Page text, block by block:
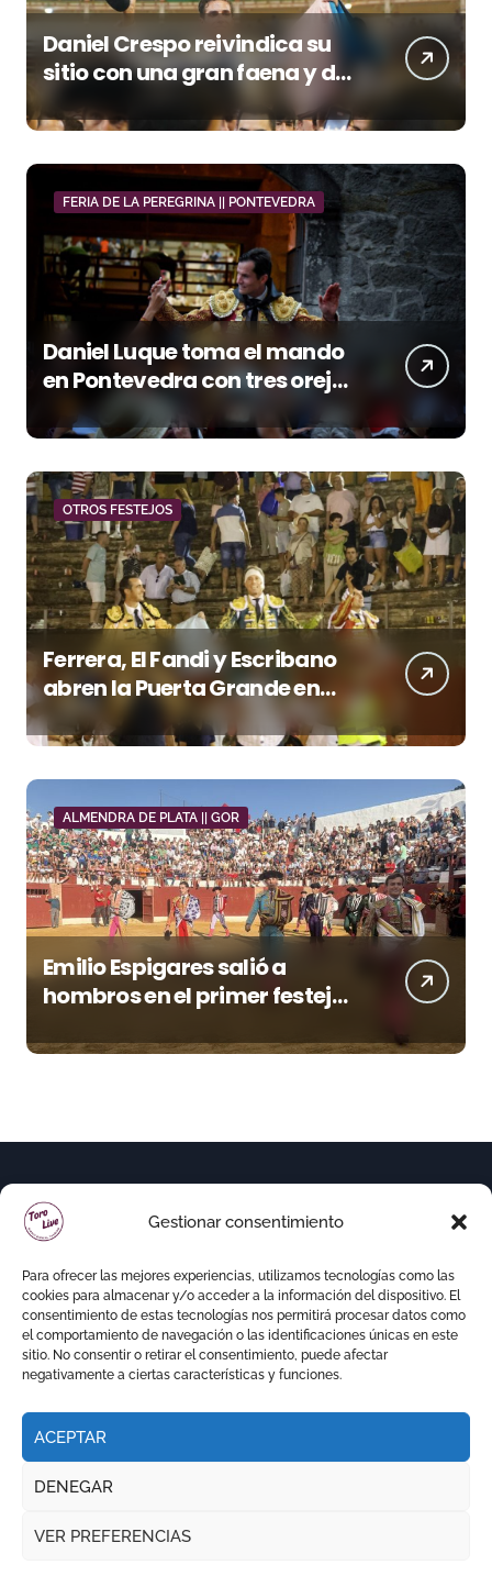
Gestionar consentimiento
Para ofrecer las mejores experiencias, utilizamos tecnologías como las
cookies para almacenar y/o acceder a la información del dispositivo. El
consentimiento de estas tecnologías nos permitirá procesar datos como
el comportamiento de navegación o las identificaciones únicas en este
sitio. No consentir o retirar el consentimiento, puede afectar
negativamente a ciertas características y funciones.
ACEPTAR
DENEGAR
VER PREFERENCIAS
Daniel Crespo reivindica su
sitio con una gran faena y dos
orejas
FERIA DE LA PEREGRINA || PONTEVEDRA
Daniel Luque toma el mando
en Pontevedra con tres orejas
y una Puerta Grande de peso
OTROS FESTEJOS
Ferrera, El Fandi y Escribano
abren la Puerta Grande en
una tarde triunfal en Azuaga
ALMENDRA DE PLATA || GOR
Emilio Espigares salió a
hombros en el primer festejo
la Feria de Gor
Copyright © Todos los derechos reservados